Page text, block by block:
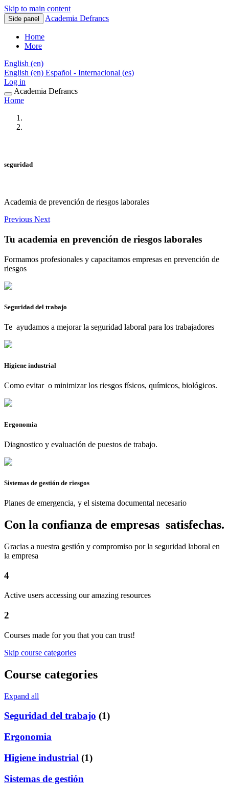
Skip to main content
Side panel Academia Defrancs
Home
More
English ‎(en)‎
English ‎(en)‎ Español - Internacional ‎(es)‎
Log in
Academia Defrancs
Home
seguridad
Academia de prevención de riesgos laborales
Previous Next
Tu academia en prevención de riesgos laborales
Formamos profesionales y capacitamos empresas en prevención de
riesgos
Seguridad del trabajo
Te ayudamos a mejorar la seguridad laboral para los trabajadores
Higiene industrial
Como evitar o minimizar los riesgos físicos, químicos, biológicos.
Ergonomia
Diagnostico y evaluación de puestos de trabajo.
Sistemas de gestión de riesgos
Planes de emergencia, y el sistema documental necesario
Con la confianza de empresas satisfechas.
Gracias a nuestra gestión y compromiso por la seguridad laboral en
la empresa
4
Active users accessing our amazing resources
2
Courses made for you that you can trust!
Skip course categories
Course categories
Expand all
Seguridad del trabajo (1)
Ergonomìa
Higiene industrial (1)
Sistemas de gestión